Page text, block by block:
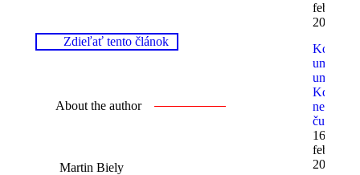
Zdieľať tento článok
About the author
Martin Biely
februára
2012
Kdo
umí,
umí.
Kdo
neumí,
čumí.
16.
februára
2012